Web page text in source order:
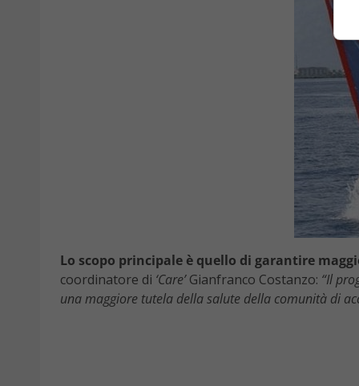
Lo scopo principale è quello di garantire
coordinatore di ‘Care’Gianfranco Costanzo: “Il
una maggiore tutela della salute della comunità di